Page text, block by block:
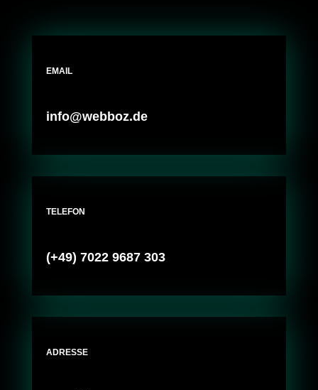
EMAIL
info@webboz.de
TELEFON
(+49) 7022 9687 303
ADRESSE